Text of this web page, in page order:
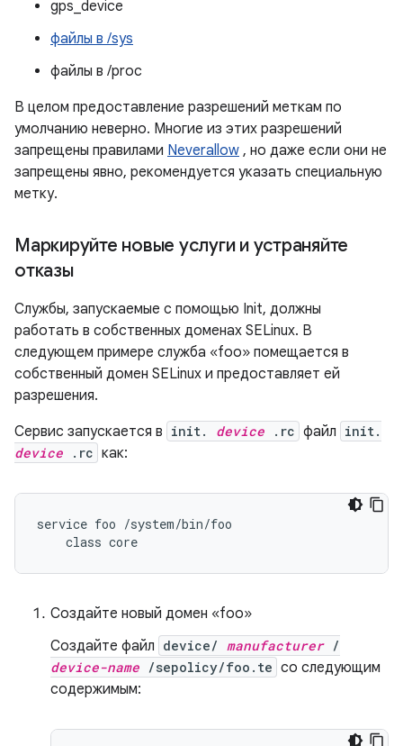
gps_device
файлы в /sys
файлы в /proc
В целом предоставление разрешений меткам по
умолчанию неверно. Многие из этих разрешений
запрещены правилами Neverallow , но даже если они не
запрещены явно, рекомендуется указать специальную
метку.
Маркируйте новые услуги и устраняйте
отказы
Службы, запускаемые с помощью Init, должны
работать в собственных доменах SELinux. В
следующем примере служба «foo» помещается в
собственный домен SELinux и предоставляет ей
разрешения.
Сервис запускается в init. device .rc файл init.
device .rc как:
service foo /system/bin/foo
Создайте новый домен «foo»
Создайте файл device/ manufacturer/
device-name /sepolicy/foo.te со следующим
содержимым: